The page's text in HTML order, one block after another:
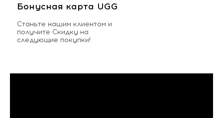
Бонусная карта UGG
Станьте нашим клиентом и
получите Скидку на
следующие покупки!